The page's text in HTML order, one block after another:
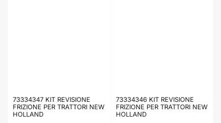
73334347 KIT REVISIONE
FRIZIONE PER TRATTORI NEW
HOLLAND
73334346 KIT REVISIONE
FRIZIONE PER TRATTORI NEW
HOLLAND